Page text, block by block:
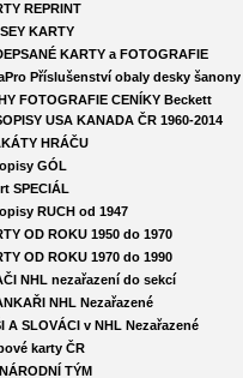
REPRINT
KARTY
KARTY a FOTOGRAFIE
Příslušenství obaly desky šanony
FOTOGRAFIE CENÍKY Beckett
USA KANADA ČR 1960-2014
HRÁČU
GÓL
SPECIÁL
RUCH od 1947
OD ROKU 1950 do 1970
OD ROKU 1970 do 1990
NHL nezařazení do sekcí
NHL Nezařazené
A SLOVÁCI v NHL Nezařazené
karty ČR
TÝM